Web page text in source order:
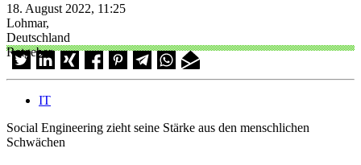
18. August 2022, 11:25
Lohmar,
Deutschland
Ratgeber
IT
Social Engineering zieht seine Stärke aus den menschlichen
Schwächen